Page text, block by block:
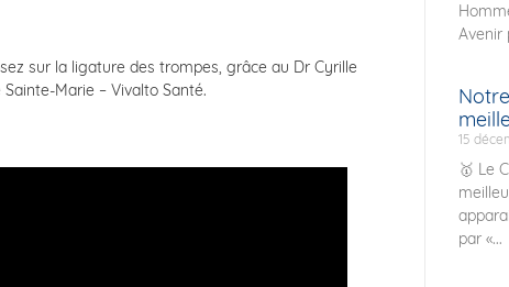
sur la ligature des trompes, grâce au Dr Cyrille
Marie – Vivalto Santé.
Avenir
15
🥇 Le
par «...